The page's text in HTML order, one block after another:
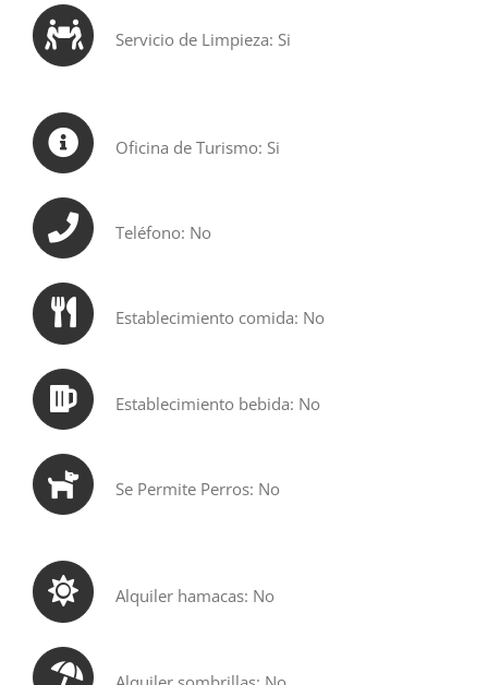
Servicio de Limpieza: Si
Oficina de Turismo: Si
Teléfono: No
Establecimiento comida: No
Establecimiento bebida: No
Se Permite Perros: No
Alquiler hamacas: No